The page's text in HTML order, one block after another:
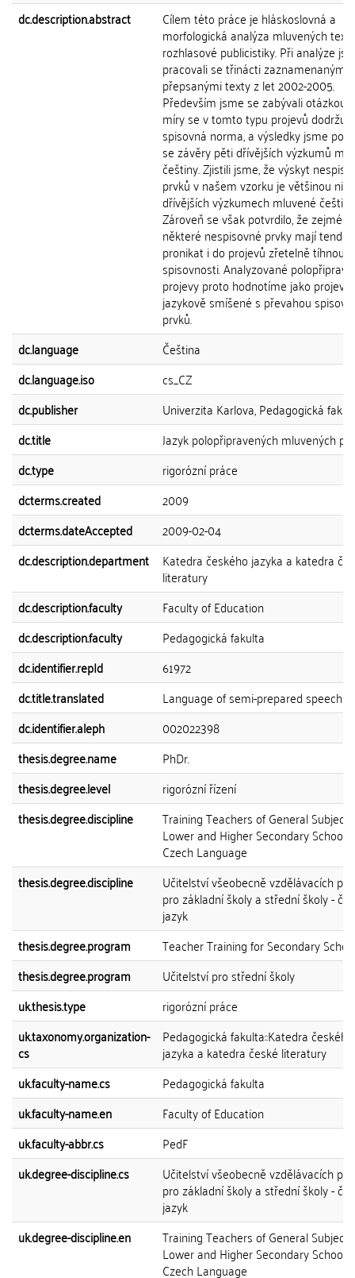
dc.description.abstract
Cílem této práce je hláskoslovná a
morfologická analýza mluvených
rozhlasové publicistiky. Při analýze
pracovali se třinácti zaznamenanými
přepsanými texty z let 2002-2005.
Především jsme se zabývali otázkou,
míry se v tomto typu projevů dodržuje
spisovná norma, a výsledky jsme
se závěry pěti dřívějších výzkumů
češtiny. Zjistili jsme, že výskyt
prvků v našem vzorku je většinou
dřívějších výzkumech mluvené
Zároveň se však potvrdilo, že zejména
některé nespisovné prvky mají
pronikat i do projevů zřetelně
spisovnosti. Analyzované
projevy proto hodnotíme jako projevy
jazykově smíšené s převahou
prvků.
dc.language
Čeština
dc.language.iso
cs_CZ
dc.publisher
Univerzita Karlova, Pedagogická
dc.title
Jazyk polopřipravených mluvených
dc.type
rigorózní práce
dcterms.created
2009
dcterms.dateAccepted
2009-02-04
dc.description.department
Katedra českého jazyka a katedra
literatury
dc.description.faculty
Faculty of Education
dc.description.faculty
Pedagogická fakulta
dc.identifier.repId
61972
dc.title.translated
Language of semi-prepared speech
dc.identifier.aleph
002022398
thesis.degree.name
PhDr.
thesis.degree.level
rigorózní řízení
thesis.degree.discipline
Training Teachers of General
Lower and Higher Secondary Schools
Czech Language
thesis.degree.discipline
Učitelství všeobecně vzdělávacích
pro základní školy a střední školy -
jazyk
thesis.degree.program
Teacher Training for Secondary
thesis.degree.program
Učitelství pro střední školy
uk.thesis.type
rigorózní práce
uk.taxonomy.organization-
cs
Pedagogická fakulta::Katedra českého
jazyka a katedra české literatury
uk.faculty-name.cs
Pedagogická fakulta
uk.faculty-name.en
Faculty of Education
uk.faculty-abbr.cs
PedF
uk.degree-discipline.cs
Učitelství všeobecně vzdělávacích
pro základní školy a střední školy -
jazyk
uk.degree-discipline.en
Training Teachers of General
Lower and Higher Secondary Schools
Czech Language